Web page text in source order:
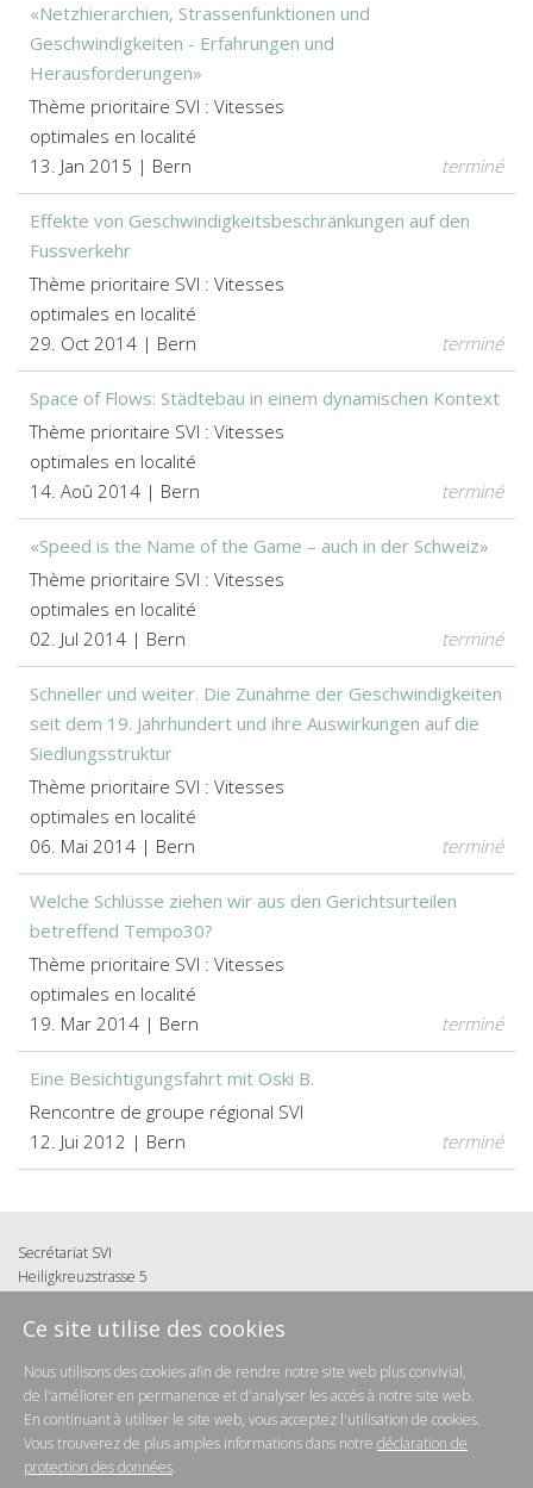
«Netzhierarchien, Strassenfunktionen und
Geschwindigkeiten - Erfahrungen und
Herausforderungen»
Thème prioritaire SVI : Vitesses
optimales en localité
13. Jan 2015 | Bern
terminé
Effekte von Geschwindigkeitsbeschränkungen auf den
Fussverkehr
Thème prioritaire SVI : Vitesses
optimales en localité
29. Oct 2014 | Bern
terminé
Space of Flows: Städtebau in einem dynamischen Kontext
Thème prioritaire SVI : Vitesses
optimales en localité
14. Aoû 2014 | Bern
terminé
«Speed is the Name of the Game – auch in der Schweiz»
Thème prioritaire SVI : Vitesses
optimales en localité
02. Jul 2014 | Bern
terminé
Schneller und weiter. Die Zunahme der Geschwindigkeiten
seit dem 19. Jahrhundert und ihre Auswirkungen auf die
Siedlungsstruktur
Thème prioritaire SVI : Vitesses
optimales en localité
06. Mai 2014 | Bern
terminé
Welche Schlüsse ziehen wir aus den Gerichtsurteilen
betreffend Tempo30?
Thème prioritaire SVI : Vitesses
optimales en localité
19. Mar 2014 | Bern
terminé
Eine Besichtigungsfahrt mit Oski B.
Rencontre de groupe régional SVI
12. Jui 2012 | Bern
terminé
Secrétariat SVI
Heiligkreuzstrasse 5
T: 071 222 46 46
info@svi.ch
Protection des données
Ce site utilise des cookies
Nous utilisons des cookies afin de rendre notre site web plus convivial,
de l'améliorer en permanence et d'analyser les accès à notre site web.
En continuant à utiliser le site web, vous acceptez l'utilisation de cookies.
Vous trouverez de plus amples informations dans notre déclaration de
protection des données.